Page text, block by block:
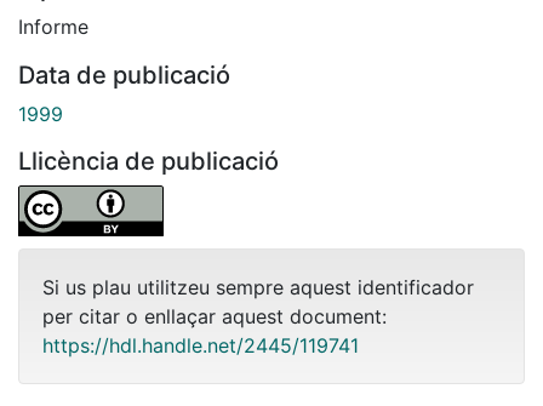
Informe
Data de publicació
1999
Llicència de publicació
Si us plau utilitzeu sempre aquest identificador
per citar o enllaçar aquest document:
https://hdl.handle.net/2445/119741